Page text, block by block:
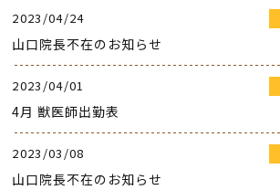
2023/04/24
山口院長不在のお知らせ
2023/04/01
4月 獣医師出勤表
2023/03/08
山口院長不在のお知らせ